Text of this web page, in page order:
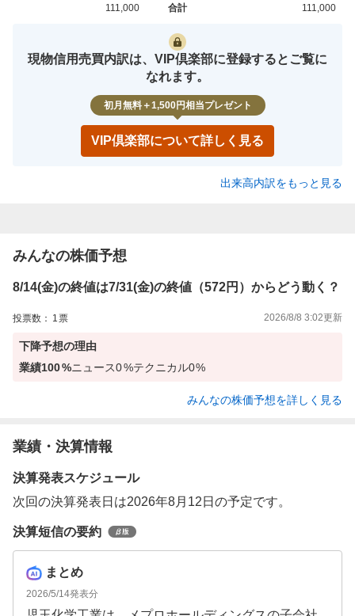
合計
111,000 111,000
現物信用売買内訳は、VIP倶楽部に登録するとご覧に
なれます。
初月無料＋1,500円相当プレゼント
VIP倶楽部について詳しく見る
出来高内訳をもっと見る
みんなの株価予想
8/14(金)の終値は7/31(金)の終値（572円）からどう動く？
投票数： 1 票 2026/8/8 3:02更新
下降予想の理由
業績100%ニュース0%テクニカル0%
みんなの株価予想を詳しく見る
業績・決算情報
決算発表スケジュール
次回の決算発表日は2026年8月12日の予定です。
決算短信の要約
まとめ
2026/5/14発表分